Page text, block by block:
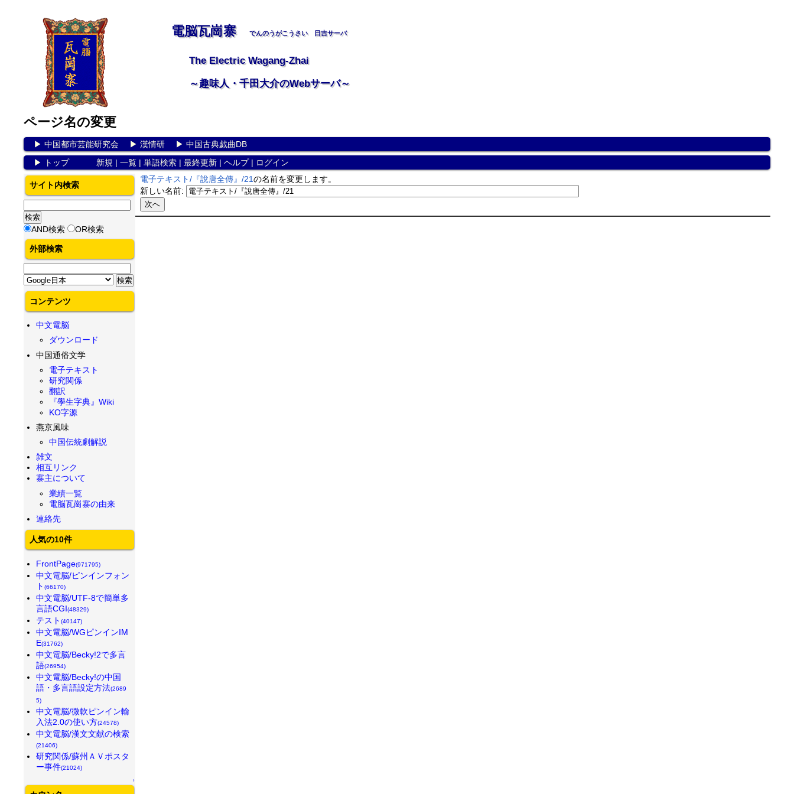
電脳瓦崗寨 でんのうがこうさい 日吉サーバ
The Electric Wagang-Zhai
～趣味人・千田大介のWebサーバ～
ページ名の変更
▶ 中国都市芸能研究会▶ 漢情研▶ 中国古典戯曲DB
▶
トップ 新規 | 一覧| 単語検索| 最終更新| ヘルプ| ログイン
電子テキスト/『說唐全傳』/21の名前を変更します。
新しい名前:
サイト内検索
AND検索 OR検索
外部検索
コンテンツ
中文電脳
ダウンロード
中国通俗文学
電子テキスト
研究関係
翻訳
『學生字典』Wiki
KO字源
燕京風味
中国伝統劇解説
雑文
相互リンク
寨主について
業績一覧
電脳瓦崗寨の由来
連絡先
人気の10件
FrontPage(971795)
中文電脳/ピンインフォン
ト(66170)
中文電脳/UTF-8で簡単多
言語CGI(48329)
テスト(40147)
中文電脳/WGピンインIM
E(31762)
中文電脳/Becky!2で多言
語(26954)
中文電脳/Becky!の中国
語・多言語設定方法(2689
5)
中文電脳/微軟ピンイン輸
入法2.0の使い方(24578)
中文電脳/漢文文献の検索
(21406)
研究関係/蘇州ＡＶポスタ
ー事件(21024)
↑